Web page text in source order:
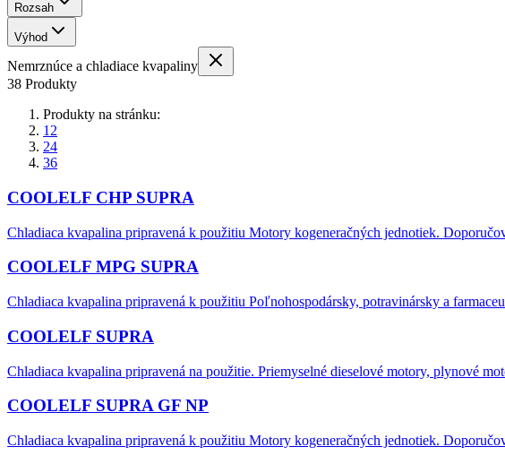
Rozsah
Výhod
Nemrznúce a chladiace kvapaliny
38 Produkty
Produkty na stránku:
12
24
36
COOLELF CHP SUPRA
Chladiaca kvapalina pripravená k použitiu Motory kogeneračných jednotiek.
COOLELF MPG SUPRA
Chladiaca kvapalina pripravená k použitiu Poľnohospodársky, potravinársky a
COOLELF SUPRA
Chladiaca kvapalina pripravená na použitie. Priemyselné dieselové motory, plynové
COOLELF SUPRA GF NP
Chladiaca kvapalina pripravená k použitiu Motory kogeneračných jednotiek.